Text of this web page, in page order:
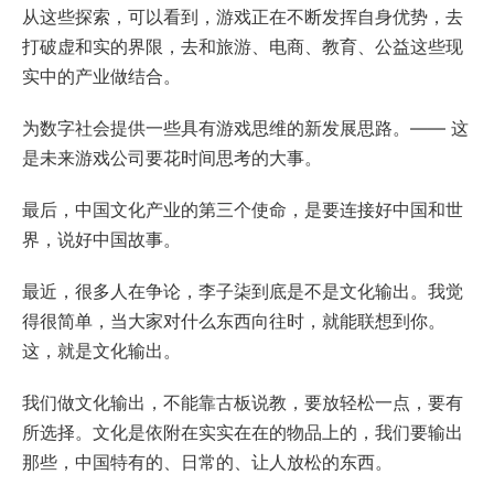
从这些探索，可以看到，游戏正在不断发挥自身优势，去
打破虚和实的界限，去和旅游、电商、教育、公益这些现
实中的产业做结合。
为数字社会提供一些具有游戏思维的新发展思路。—— 这
是未来游戏公司要花时间思考的大事。
最后，中国文化产业的第三个使命，是要连接好中国和世
界，说好中国故事。
最近，很多人在争论，李子柒到底是不是文化输出。我觉
得很简单，当大家对什么东西向往时，就能联想到你。
这，就是文化输出。
我们做文化输出，不能靠古板说教，要放轻松一点，要有
所选择。文化是依附在实实在在的物品上的，我们要输出
那些，中国特有的、日常的、让人放松的东西。